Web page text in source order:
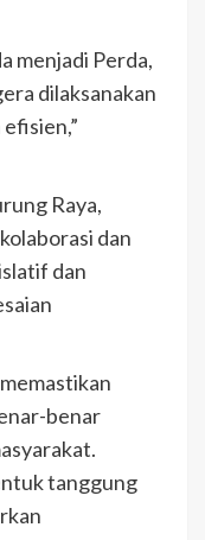
menjadi Perda,
dilaksanakan
Raya,
dan
dan
benar
tanggung